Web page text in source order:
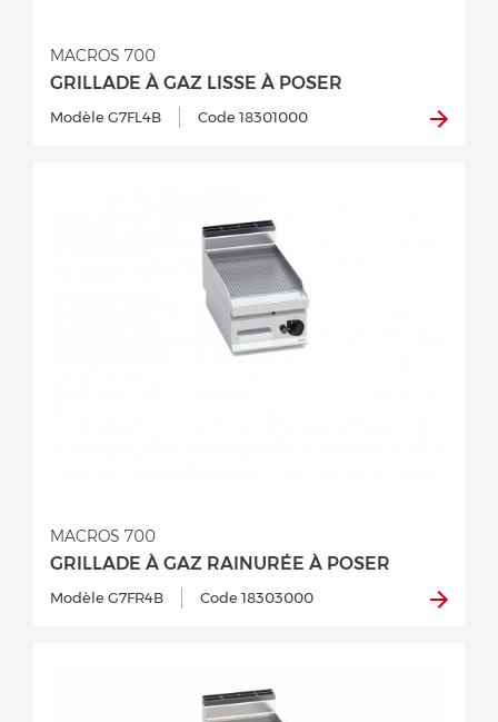
GRILLADE À GAZ LISSE À POSER
MACROS 700
Modèle G7FL4B Code 18301000
GRILLADE À GAZ RAINURÉE À POSER
MACROS 700
Modèle G7FR4B Code 18303000